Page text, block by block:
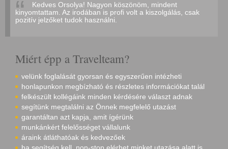
Kedves Orsolya! Nagyon köszönöm, mindent
kinyomtattam. Az irodában is profi volt a kiszolgálás, csak
pozitív jelzőket tudok használni.
Miért épp a Travelteam?
velünk foglalását gyorsan és egyszerűen intézheti
honlapunkon megbízható és részletes információkat talál
felkészült kollégáink minden kérdésére választ adnak
segítünk megtalálni az Önnek megfelelő utazást
garantáltan azt kapja, amit ígérünk
munkánkért felelősséget vállalunk
áraink átláthatóak és kedvezőek